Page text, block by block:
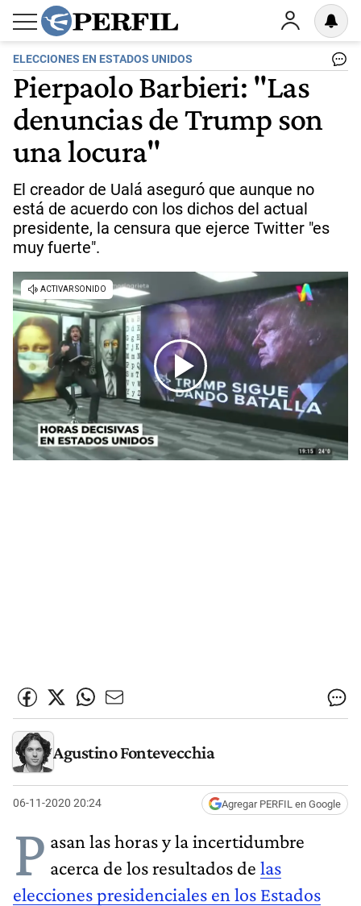
ELECCIONES EN ESTADOS UNIDOS
Pierpaolo Barbieri: "Las
denuncias de Trump son
una locura"
El creador de Ualá aseguró que aunque no
está de acuerdo con los dichos del actual
presidente, la censura que ejerce Twitter "es
muy fuerte".
Agustino Fontevecchia
06-11-2020 20:24 Agregar PERFIL en Google
P asan las horas y la incertidumbre
acerca de los resultados de las
elecciones presidenciales en los Estados